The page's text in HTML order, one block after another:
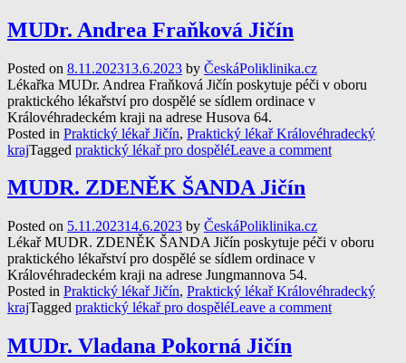
MUDr. Andrea Fraňková Jičín
Posted on 8.11.202313.6.2023 by ČeskáPoliklinika.cz
Lékařka MUDr. Andrea Fraňková Jičín poskytuje péči v oboru
praktického lékařství pro dospělé se sídlem ordinace v
Královéhradeckém kraji na adrese Husova 64.
Posted in Praktický lékař Jičín, Praktický lékař Královéhradecký
krajTagged praktický lékař pro dospěléLeave a comment
MUDR. ZDENĚK ŠANDA Jičín
Posted on 5.11.202314.6.2023 by ČeskáPoliklinika.cz
Lékař MUDR. ZDENĚK ŠANDA Jičín poskytuje péči v oboru
praktického lékařství pro dospělé se sídlem ordinace v
Královéhradeckém kraji na adrese Jungmannova 54.
Posted in Praktický lékař Jičín, Praktický lékař Královéhradecký
krajTagged praktický lékař pro dospěléLeave a comment
MUDr. Vladana Pokorná Jičín